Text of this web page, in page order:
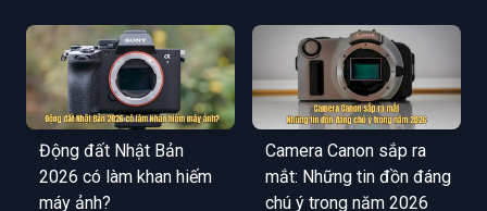
Động đất Nhật Bản
2026 có làm khan hiếm
máy ảnh?
Camera Canon sắp ra
mắt: Những tin đồn đáng
chú ý trong năm 2026